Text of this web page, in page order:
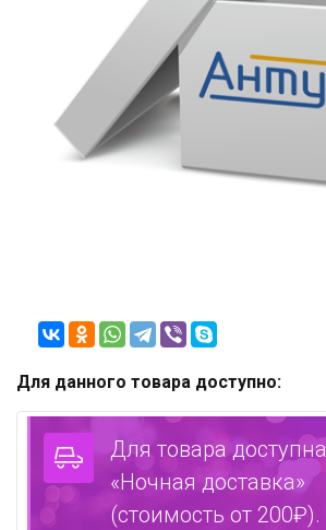
Для данного товара доступно:
Для товара доступна
«Ночная доставка»
(стоимость от 200₽).